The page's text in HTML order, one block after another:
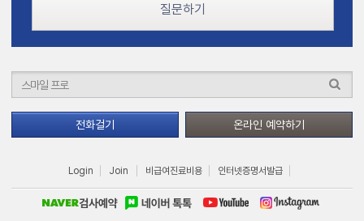
질문하기
전화걸기 온라인 예약하기
Login Join 비급여진료비용 인터넷증명서발급